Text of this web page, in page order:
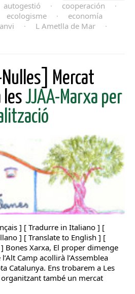
autogestió · cooperación
·
ecologisme ·
economía
· L Ametlla de Mar
·
Mercat
lesJJAA-Marxa per
] [ Tradurre in Italiano ] [
] [ Translate to English ] [
Bones Xarxa, El proper dimenge
Camp acollirà l’Assemblea
Catalunya. Ens trobarem a Les
organitzant també un mercat